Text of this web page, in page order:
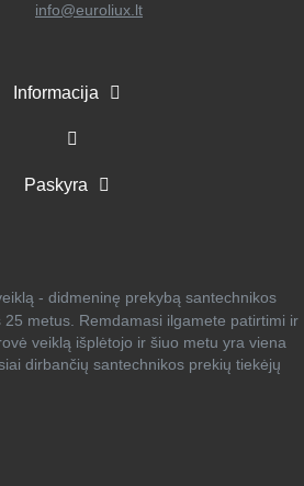
info@euroliux.lt
Informacija
Paskyra
- didmeninę prekybą santechnikos
metus. Remdamasi ilgamete patirtimi ir
veiklą išplėtojo ir šiuo metu yra viena
dirbančių santechnikos prekių tiekėjų